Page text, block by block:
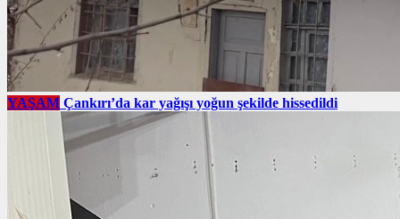
YAŞAM Çankırı’da kar yağışı yoğun şekilde hissedildi